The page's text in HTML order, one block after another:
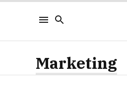
Marketing